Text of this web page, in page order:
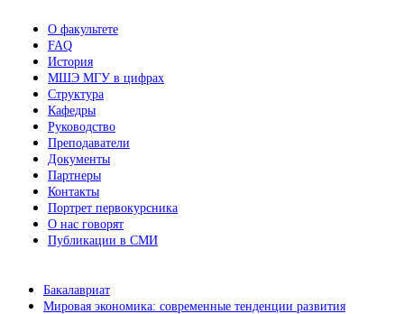
О факультете
FAQ
История
МШЭ МГУ в цифрах
Структура
Кафедры
Руководство
Преподаватели
Документы
Партнеры
Контакты
Портрет первокурсника
О нас говорят
Публикации в СМИ
Бакалавриат
Мировая экономика: современные тенденции развития